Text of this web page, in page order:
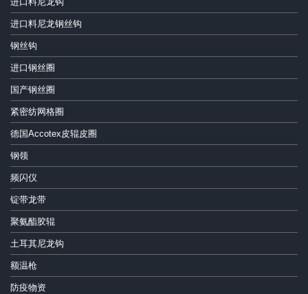
进口料尼龙钢丝钩
钢丝钩
进口钢丝圈
国产钢丝圈
紧密纺网格圈
德国Accotex皮辊皮圈
钢领
频闪仪
锭带龙带
聚氨酯胶辊
土耳其尼龙钩
额温枪
防疫物资